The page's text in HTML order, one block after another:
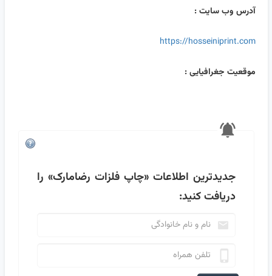
آدرس وب سایت :
https://hosseiniprint.com
موقعیت جغرافیایی :
جدیدترین اطلاعات«چاپ فلزات رضامارک» را
دریافت کنید: